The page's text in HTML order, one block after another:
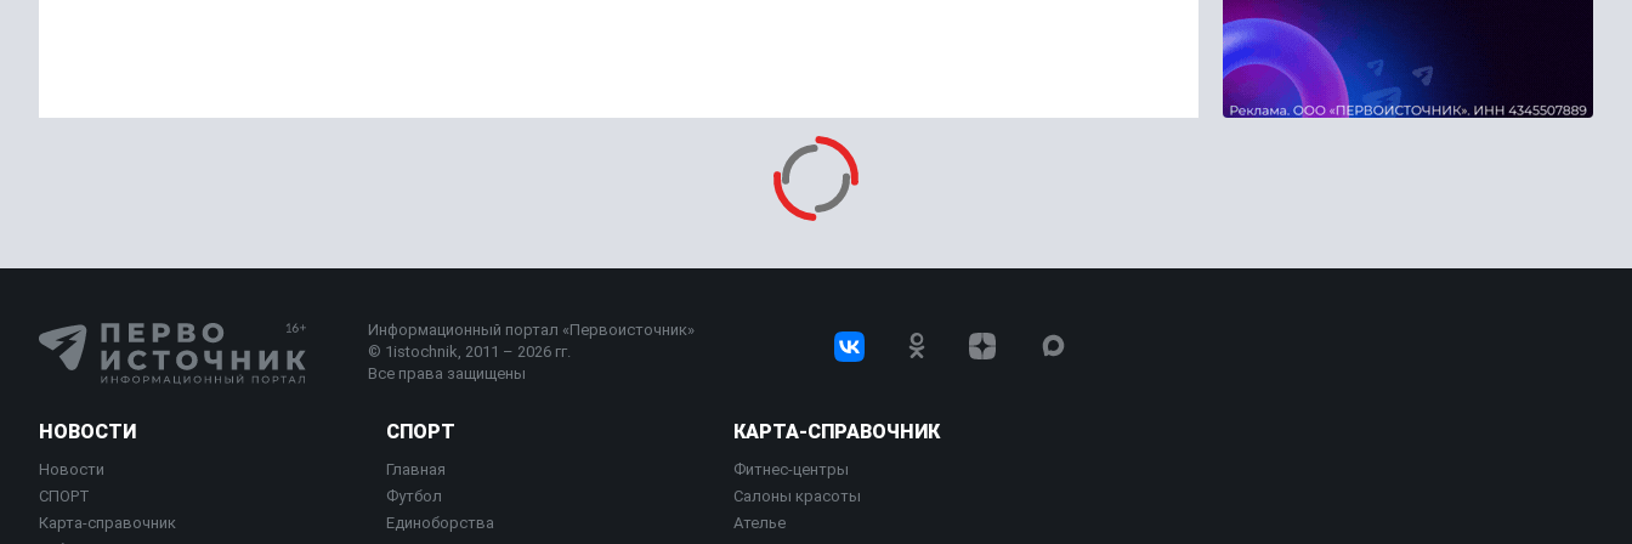
Информационный портал «Первоисточник»
© 1istochnik, 2011 – 2026 гг.
Все права защищены
НОВОСТИ
Новости
СПОРТ
Карта-справочник
СПОРТ
Главная
Футбол
Единоборства
КАРТА-СПРАВОЧНИК
Фитнес-центры
Салоны красоты
Ателье